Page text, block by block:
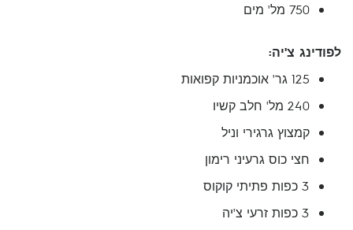
750 מל' מים
לפודינג צ'יה:
125 גר' אוכמניות קפואות
240 מל' חלב קשיו
קמצוץ גרגירי וניל
חצי כוס גרעיני רימון
3 כפות פתיתי קוקוס
3 כפות זרעי צ'יה